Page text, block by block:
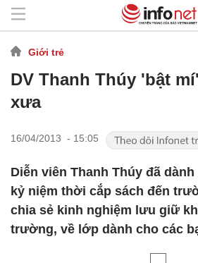
Giới trẻ
DV Thanh Thúy 'bật
xưa
16/04/2013 - 15:05
Diễn viên Thanh Thúy đã
kỷ niệm thời cắp sách đến
chia sẻ kinh nghiệm lưu giữ
trường, về lớp dành cho các